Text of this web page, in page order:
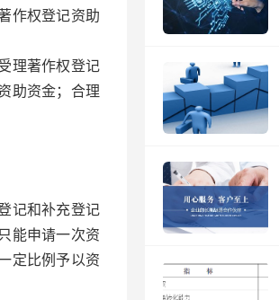
作权登记资助
理著作权登记
助资金；合理
记和补充登记
能申请一次资
定比例予以资